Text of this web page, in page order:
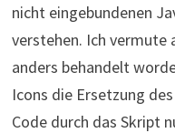
nicht eingebundenen
verstehen. Ich vermute
anders behandelt
Icons die Ersetzung
Code durch das Skript